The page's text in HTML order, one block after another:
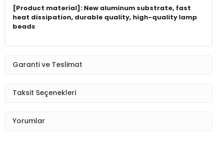
[Product material]: New aluminum substrate, fast
heat dissipation, durable quality, high-quality lamp
beads
Garanti ve Teslimat
Taksit Seçenekleri
Yorumlar